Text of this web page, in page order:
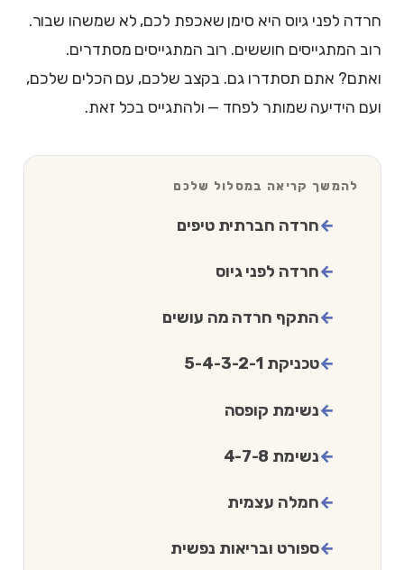
חרדה לפני גיוס היא סימן שאכפת לכם, לא שמשהו שבור.
רוב המתגייסים חוששים. רוב המתגייסים מסתדרים.
ואתם? אתם תסתדרו גם. בקצב שלכם, עם הכלים שלכם,
ועם הידיעה שמותר לפחד — ולהתגייס בכל זאת.
להמשך קריאה במסלול שלכם
חרדה חברתית טיפים
חרדה לפני גיוס
התקף חרדה מה עושים
טכניקת 5-4-3-2-1
נשימת קופסה
נשימת 4-7-8
חמלה עצמית
ספורט ובריאות נפשית